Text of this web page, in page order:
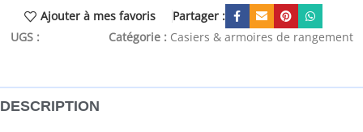
Ajouter à mes favoris
Partager :
UGS :
Catégorie : Casiers & armoires de rangement
DESCRIPTION